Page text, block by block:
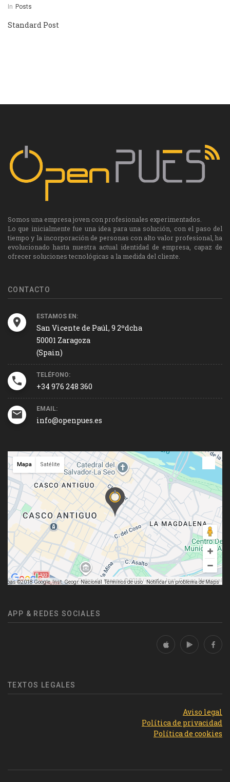
In Posts
Standard Post
Somos una empresa joven con profesionales experimentados.
Lo que inicialmente fue una idea para una solución, con el paso del
tiempo y la incorporación de personas con alto valor profesional, ha
evolucionado hasta nuestra actual identidad de empresa, capaz de
ofrecer soluciones tecnológicas a la medida del cliente.
CONTACTO
ESTAMOS EN:
San Vicente de Paúl, 9 2ºdcha
50001 Zaragoza
(Spain)
TELÉFONO:
+34 976 248 360
EMAIL:
info@openpues.es
©2018 Google, Inst. Geogr. NacionalDatos de mapas ©2018 Google, Inst. Geogr. Nacional
Términos de uso Notificar un problema de Maps
Mapa Satélite
APP & REDES SOCIALES
TEXTOS LEGALES
Aviso legal
Política de privacidad
Política de cookies